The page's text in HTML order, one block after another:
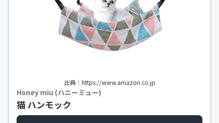
出典：https://www.amazon.co.jp
Honey miu (ハニーミュー)
猫 ハンモック